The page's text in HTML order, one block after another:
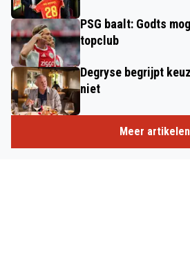
PSG baalt: Godts
topclub
Degryse begrijpt
niet
Meer artikelen